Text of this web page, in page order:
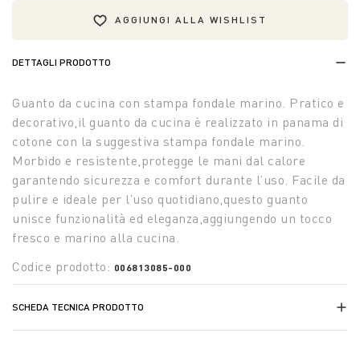
AGGIUNGI ALLA WISHLIST
DETTAGLI PRODOTTO
Guanto da cucina con stampa fondale marino. Pratico e
decorativo,il guanto da cucina è realizzato in panama di
cotone con la suggestiva stampa fondale marino.
Morbido e resistente,protegge le mani dal calore
garantendo sicurezza e comfort durante l’uso. Facile da
pulire e ideale per l’uso quotidiano,questo guanto
unisce funzionalità ed eleganza,aggiungendo un tocco
fresco e marino alla cucina.
Codice prodotto: 006813085-000
SCHEDA TECNICA PRODOTTO